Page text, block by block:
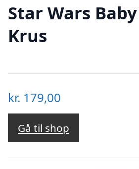
Star Wars
Krus
kr. 179,00
Gå til shop